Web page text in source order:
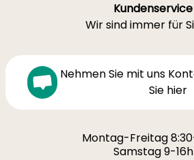
Kundenservice
Wir sind immer für
Nehmen Sie mit uns
Sie hier
Montag-Freitag
Samstag 9-16h